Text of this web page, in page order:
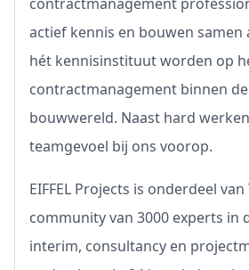
actief kennis en bouwen samen
hét kennisinstituut worden op
contractmanagement binnen
bouwwereld. Naast hard
teamgevoel bij ons voorop.
EIFFEL Projects is onderdeel van
community van 3000 experts in
interim, consultancy en